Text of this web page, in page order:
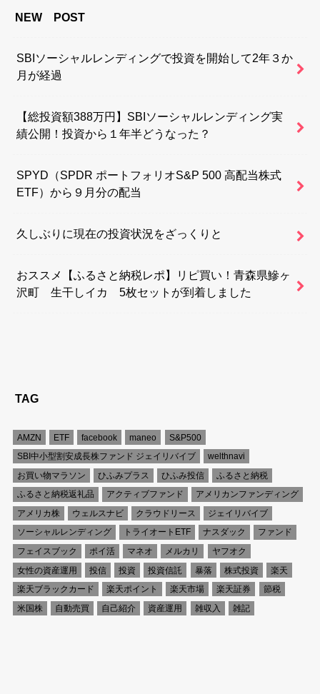
NEW POST
SBIソーシャルレンディングで投資を開始して2年３か
月が経過
【総投資額388万円】SBIソーシャルレンディング実
績公開！投資から１年半どうなった？
SPYD（SPDR ポートフォリオS&P 500 高配当株式
ETF）から９月分の配当
久しぶりに現在の投資状況をざっくりと
おススメ【ふるさと納税レポ】リピ買い！青森県鰺ヶ
沢町 生干しイカ 5枚セットが到着しました
TAG
AMZN ETF facebook maneo
S&P500
SBI中小型割安成長株ファンド ジェイリバイブ
welthnavi
お買い物マラソン
ひふみプラス ひふみ投信
ふるさと納税
ふるさと納税返礼品
アクティブファンド
アメリカンファンディング
アメリカ株
ウェルスナビ クラウドリース
ジェイリバイブ
ソーシャルレンディング
トライオートETF ナスダック
ファンド
フェイスブック
ポイ活 マネオ メルカリ
ヤフオク
女性の資産運用
投信 投資 投資信託 暴落 株式投資
楽天
楽天ブラックカード
楽天ポイント 楽天市場 楽天証券
節税
米国株
自動売買 自己紹介 資産運用 雑収入 雑記